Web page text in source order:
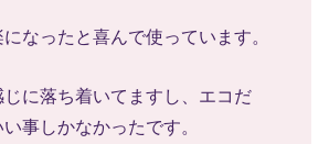
なったと喜んで使っています。
じに落ち着いてますし、エコだ
事しかなかったです。